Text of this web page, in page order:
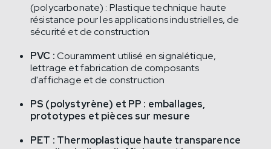
(polycarbonate) : Plastique technique haute
résistance pour les applications industrielles, de
sécurité et de construction
PVC :Couramment utilisé en signalétique,
lettrage et fabrication de composants
d'affichage et de construction
PS (polystyrène) et PP : emballages,
prototypes et pièces sur mesure
PET : Thermoplastique haute transparence